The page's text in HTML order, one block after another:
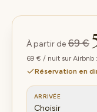
À partir de 69 €
69 € / nuit sur Airbnb
Réservation en
ARRIVÉE
Choisir